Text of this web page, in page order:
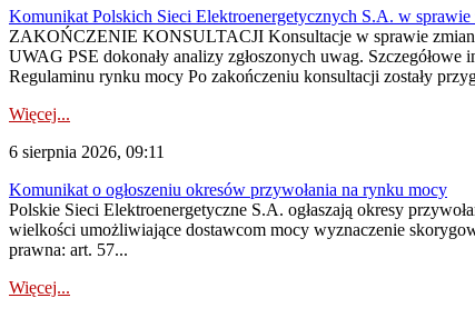
Komunikat Polskich Sieci Elektroenergetycznych S.A. w
ZAKOŃCZENIE KONSULTACJI Konsultacje w sprawie
UWAG PSE dokonały analizy zgłoszonych uwag.
Regulaminu rynku mocy Po zakończeniu konsultacji zostały
Więcej...
6 sierpnia 2026, 09:11
Komunikat o ogłoszeniu okresów przywołania na rynku mocy
Polskie Sieci Elektroenergetyczne S.A. ogłaszają okresy
wielkości umożliwiające dostawcom mocy wyznaczenie
prawna: art. 57...
Więcej...